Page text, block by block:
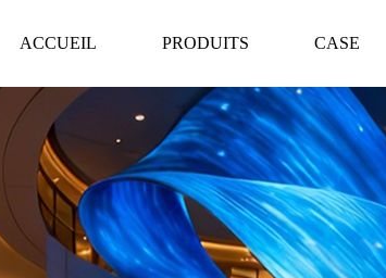
ACCUEIL PRODUITS CASE